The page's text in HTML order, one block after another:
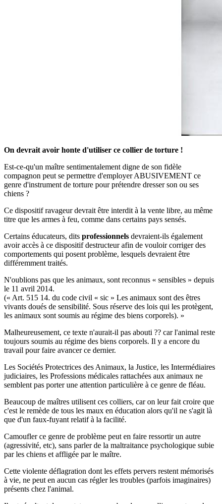
On devrait avoir honte d'utiliser ce collier de torture !
Est-ce-qu'un maître sentimentalement digne de son fidèle
compagnon peut se permettre d'employer ABUSIVEMENT ce
genre d'instrument de torture pour prétendre dresser son ou ses
chiens ?
Ce dispositif ravageur devrait être interdit à la vente libre, au même
titre que les armes à feu, comme dans certains pays sensés.
Certains éducateurs, dits professionnels devraient-ils également
avoir accès à ce dispositif destructeur afin de vouloir corriger des
comportements qui posent problème, lesquels devraient être
différemment traités.
N'oublions pas que les animaux, sont reconnus « sensibles » depuis
le 11 avril 2014.
(« Art. 515 14. du code civil « sic » Les animaux sont des êtres
vivants doués de sensibilité. Sous réserve des lois qui les protègent,
les animaux sont soumis au régime des biens corporels). »
Malheureusement, ce texte n'aurait-il pas abouti ?? car l'animal reste
toujours soumis au régime des biens corporels. Il y a encore du
travail pour faire avancer ce dernier.
Les Sociétés Protectrices des Animaux, la Justice, les Intermédiaires
judiciaires, les Professions médicales rattachées aux animaux ne
semblent pas porter une attention particulière à ce genre de fléau.
Beaucoup de maîtres utilisent ces colliers, car on leur fait croire que
c'est le remède de tous les maux en éducation alors qu'il ne s'agit là
que d'un faux-fuyant relatif à la facilité.
Camoufler ce genre de problème peut en faire ressortir un autre
(agressivité, etc), sans parler de la maltraitance psychologique subie
par les chiens et affligée par le maître.
Cette violente déflagration dont les effets pervers restent mémorisés
à vie, ne peut en aucun cas régler les troubles (parfois imaginaires)
présents chez l'animal.